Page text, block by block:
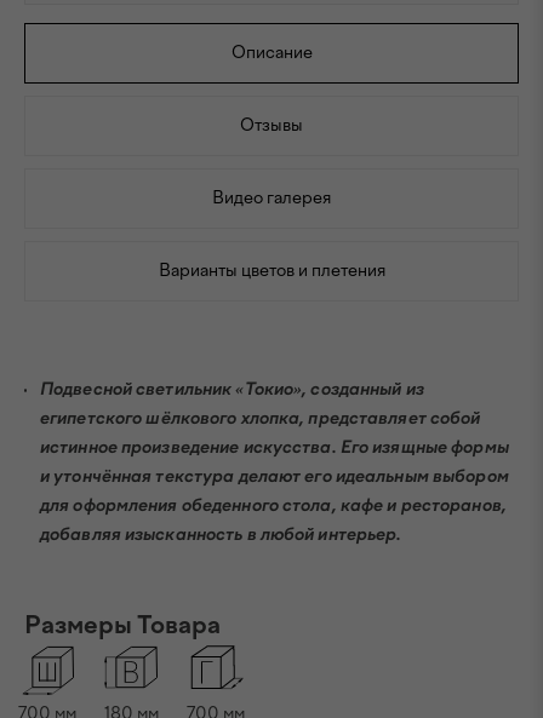
Описание
Отзывы
Видео галерея
Варианты цветов и плетения
Подвесной светильник «Токио», созданный из
египетскогошёлкового хлопка, представляет собой
истинное произведение искусства. Его изящные формы
и утончённая текстура делают егоидеальным выбором
для оформления обеденного стола, кафе и ресторанов,
добавляя изысканность в любой интерьер.
Размеры Товара
700 мм 180 мм 700 мм